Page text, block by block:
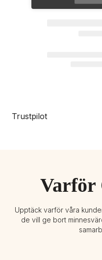
Trustpilot
Varför
Upptäck varför våra
de vill ge bort